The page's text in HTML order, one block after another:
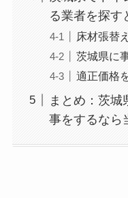
る業者を探す
床材張替
茨城県に
適正価格
まとめ：茨城
事をするなら